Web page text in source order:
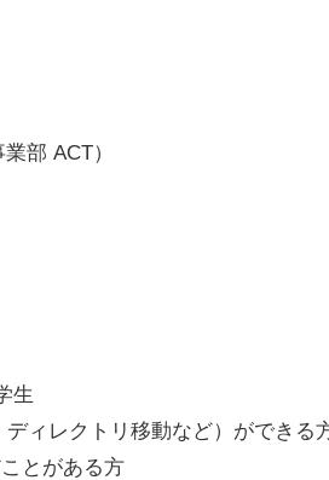
部 ACT）
生
ィレクトリ移動など）ができる
とがある方